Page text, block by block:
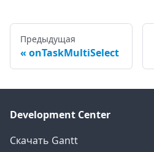
Предыдущая
onTaskMultiSelect
Development Center
Скачать Gantt